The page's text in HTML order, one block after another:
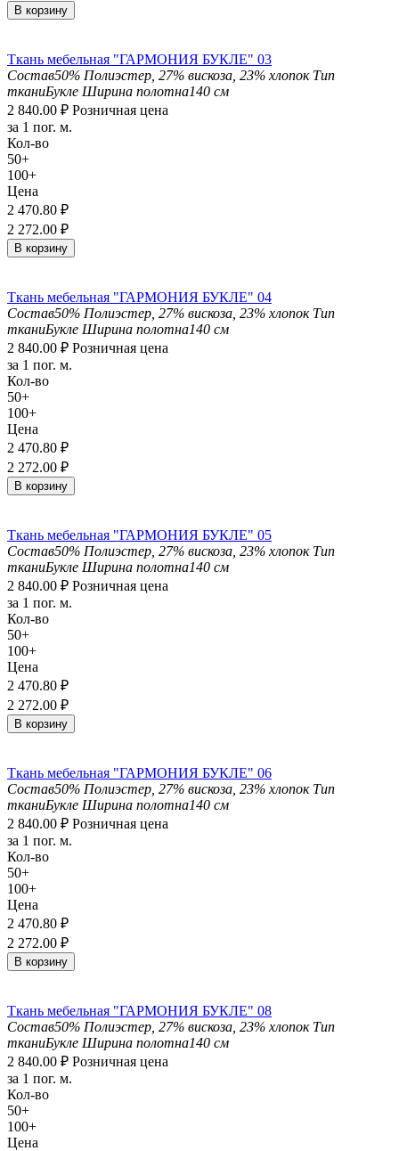
В корзину
Ткань мебельная "ГАРМОНИЯ БУКЛЕ" 03
Состав50% Полиэстер, 27% вискоза, 23% хлопок Тип
тканиБукле Ширина полотна140 см
2 840.00 ₽ Розничная цена
за 1 пог. м.
Кол-во
50+
100+
Цена
2 470.80 ₽
2 272.00 ₽
В корзину
Ткань мебельная "ГАРМОНИЯ БУКЛЕ" 04
Состав50% Полиэстер, 27% вискоза, 23% хлопок Тип
тканиБукле Ширина полотна140 см
2 840.00 ₽ Розничная цена
за 1 пог. м.
Кол-во
50+
100+
Цена
2 470.80 ₽
2 272.00 ₽
В корзину
Ткань мебельная "ГАРМОНИЯ БУКЛЕ" 05
Состав50% Полиэстер, 27% вискоза, 23% хлопок Тип
тканиБукле Ширина полотна140 см
2 840.00 ₽ Розничная цена
за 1 пог. м.
Кол-во
50+
100+
Цена
2 470.80 ₽
2 272.00 ₽
В корзину
Ткань мебельная "ГАРМОНИЯ БУКЛЕ" 06
Состав50% Полиэстер, 27% вискоза, 23% хлопок Тип
тканиБукле Ширина полотна140 см
2 840.00 ₽ Розничная цена
за 1 пог. м.
Кол-во
50+
100+
Цена
2 470.80 ₽
2 272.00 ₽
В корзину
Ткань мебельная "ГАРМОНИЯ БУКЛЕ" 08
Состав50% Полиэстер, 27% вискоза, 23% хлопок Тип
тканиБукле Ширина полотна140 см
2 840.00 ₽ Розничная цена
за 1 пог. м.
Кол-во
50+
100+
Цена